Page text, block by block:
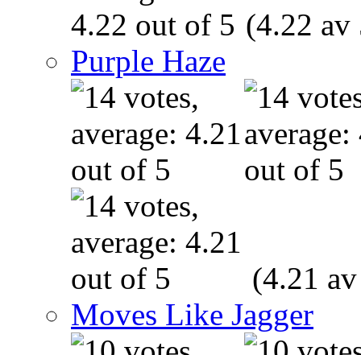
(4.22 av
Purple Haze
(4.21
Moves Like Jagger